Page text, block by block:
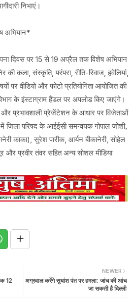
निभाएं।
अभियान*
दिवस पर 15 से 19 अप्रैल तक विशेष अभियान
की कला, संस्कृति, परंपरा, रीति-रिवाज, हवेलियां,
वीडियो और फोटो प्रतियोगिता आयोजित की
के इंस्टाग्राम हैंडल पर अपलोड किए जाएंगे।
प्रभावशाली प्रेजेंटेशन के आधार पर विजेताओं
जिला परिषद के आईईसी समन्वयक गोपाल जोशी,
काका), सुरेश पारीक, आर्यन बीकानेरी, सोहेल
प्रवीर तंवर सहित अन्य सोशल मीडिया
NEWER
अग्रवाल करेंगे सुधांश पंत पर हमला: जांच की आंच
जा सकती है दिल्ली
12